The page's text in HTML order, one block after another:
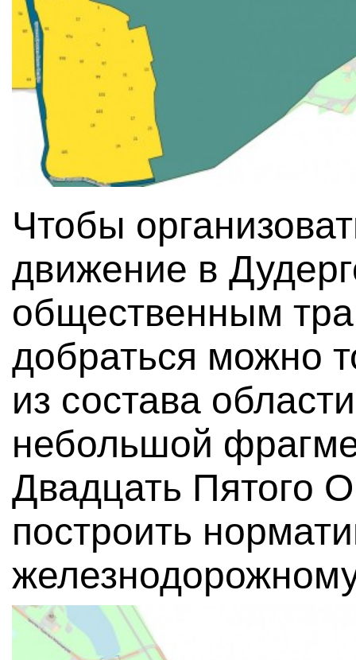
Чтобы
движение в
общественным
добраться можно
из состава
небольшой
Двадцать Пятого
построить